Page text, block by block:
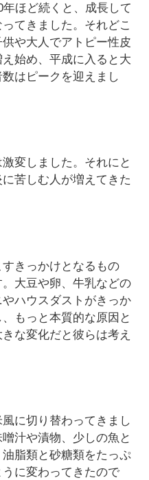
ほど続くと、成長して
てきました。それどこ
や大人でアトピー性皮
始め、平成に入ると大
はピークを迎えまし
変しました。それにと
苦しむ人が増えてきた
きっかけとなるもの
大豆や卵、牛乳などの
ハウスダストがきっか
もっと本質的な原因と
な変化だと彼らは考え
に切り替わってきまし
汁や漬物、少しの魚と
脂類と砂糖類をたっぷ
に変わってきたので